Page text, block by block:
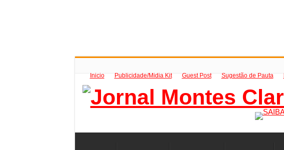
Inicio Publicidade/Midia Kit Guest Post Sugestão de Pauta